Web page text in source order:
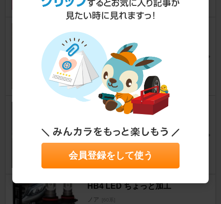
5
1
け②
[60系]
ﾖｼ坊さん
13
0
依頼品 プリウス30 ヘッド改良
くろぐみさん
9
0
HB4 LED ちょっと加工
ノア [60系]
会員登録をして使う